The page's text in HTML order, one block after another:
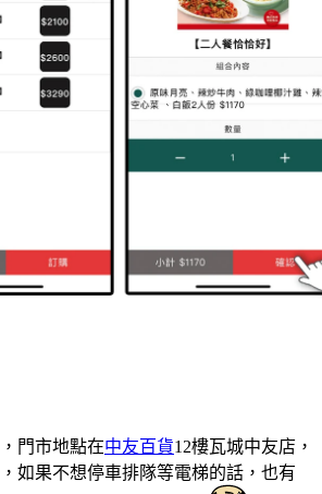
門市地點在中友百貨12樓瓦城中友店，
如果不想停車排隊等電梯的話，也有